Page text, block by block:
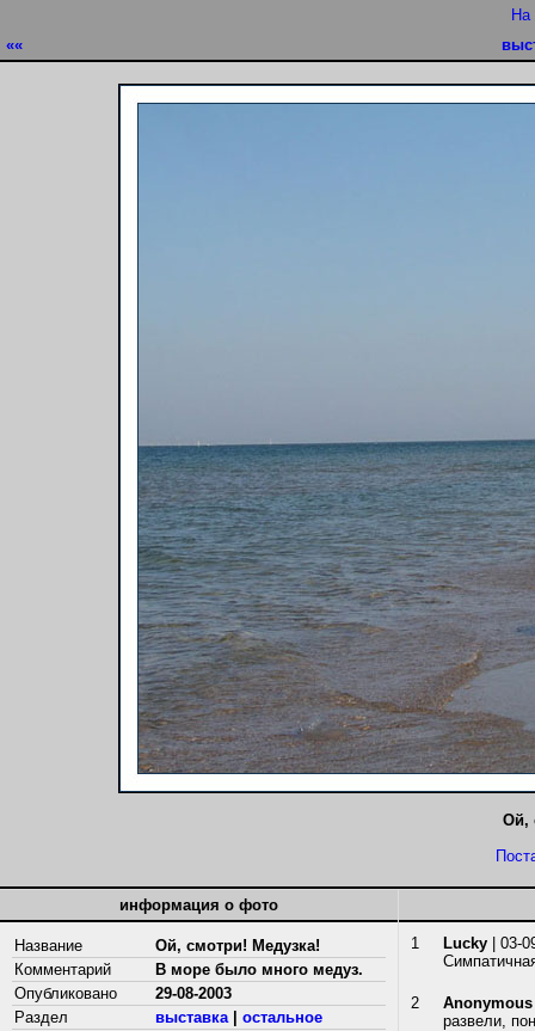
На
««
Ой,
информация о фото
Название
Ой, смотри! Медузка!
Комментарий
В море было много медуз.
Опубликовано
29-08-2003
Раздел
выставка| остальное
1 Lucky | 03-
2 Anonymous
развели,